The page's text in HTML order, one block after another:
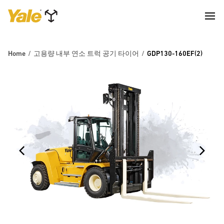
Home 고용량 내부 연소 트럭 공기 타이어 GDP130-160EF(2)